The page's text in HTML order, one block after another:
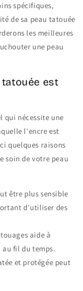
spécifiques,
de sa peau tatouée
les meilleures
une peau
est
qui nécessite une
l'encre est
quelques raisons
soin de votre peau
être plus sensible
d'utiliser des
aide à
fil du temps.
et protégée peut